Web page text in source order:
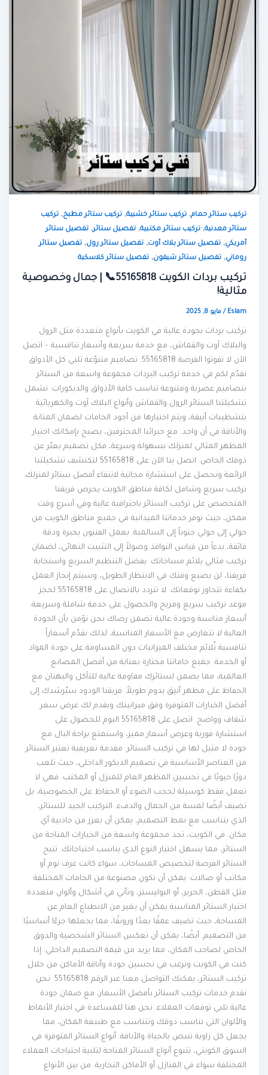
تركيب ستائر حمام,تركيب ستائر خشبية,تركيب ستائر مطبخ,تركيب
ستائر معدنية,تركيب ستائر مكتبية,تفصيل ستائر,تفصيل ستائر
أمريكي,تفصيل ستائر بلاك أوت,تفصيل ستائر رول,تفصيل ستائر
روماني,تفصيل ستائر شيفون,تفصيل ستائر كلاسكية
تركيب بردات الكويت 55165818📞 | جمال وخصوصية
مثالية!
Eslam
/مايو 8, 2025
تركيب بردات بجودة عالية في الكويت بأنواع متعددة مثل الرول
والبلاك آوت والقماش، مع خدمة سريعة وأسعار تنافسية – اتصل
الآن لا تفوتوا الفرصة 55165818. تصاميم متنوّعة تلبي كل الأذواق
نقدّم لكم في خدمة تركيب البردات مجموعة واسعة من الستائر
بتصاميم عصرية ومتنوعة تناسب كافة الأذواق والديكورات. تشمل
تشكيلتنا الستائر الرول والقماش وأنواع البلاك آوت والكهربائية
بتشطيبات أنيقة، ويتم اختيارها من أجود الخامات لضمان المتانة
والأناقة في آن واحد. مع خبرائنا المحترفين، يصبح بإمكانك اختيار
المظهر المثالي لمنزلك بسهولة وسرعة، فكل تصميم يعبّر عن
ذوقك الخاص. اتصل بنا الآن على 55165818 لتكتشف تشكيلتنا
الرائعة وتحصل على استشارة مجانية لانتقاء أفضل ستائر لمنزلك.
تركيب سريع وشامل لكافة مناطق الكويت يحرص فريقنا
المتخصص على تركيب الستائر باحترافية عالية وفي أسرع وقت
ممكن، حيث نوفر خدماتنا الميدانية في جميع مناطق الكويت من
حولي إلى حولي جنوباً إلى السالمية. يعمل الفنيون بخبرة ودقة
فائقة، بدءاً من قياس النوافذ وصولاً إلى التثبيت النهائي، لضمان
تركيب مثالي يلائم مساحاتك. بفضل التنظيم السريع واستجابة
فريقنا، لن يضيع وقتك في الانتظار الطويل، وسيتم إنجاز العمل
بكفاءة تتجاوز توقعاتك. لا تتردد بالاتصال على 55165818 لحجز
موعد تركيب سريع ومريح والحصول على خدمة شاملة وسريعة.
أسعار مناسبة وجودة عالية تضمن رضاك نحن نؤمن بأن الجودة
العالية لا تتعارض مع الأسعار المناسبة، لذلك نقدّم أسعاراً
تنافسية تُلائم مختلف الميزانيات دون المساومة على جودة المواد
أو الخدمة. جميع خاماتنا مختارة بعناية من أفضل المصانع
العالمية، مما يضمن لستائرك مقاومة عالية للتآكل والبهتان مع
الحفاظ على مظهر أنيق يدوم طويلاً. فريقنا الودود سيُرشدك إلى
أفضل الخيارات المتوفرة وفق ميزانيتك ويقدم لك عرض سعر
شفاف وواضح. اتصل على 55165818 اليوم للحصول على
استشارة فورية وعرض أسعار مميز، واستمتع براحة البال مع
جودة لا مثيل لها في تركيب الستائر. مقدمة تعريفية تعتبر الستائر
من العناصر الأساسية في تصميم الديكور الداخلي، حيث تلعب
دورًا حيويًا في تحسين المظهر العام للمنزل أو المكتب. فهي لا
تعمل فقط كوسيلة لحجب الضوء أو الحفاظ على الخصوصية، بل
تضيف أيضًا لمسة من الجمال والدفء. التركيب الجيد للستائر،
الذي يتناسب مع نمط التصميم، يمكن أن يعزز من جاذبية أي
مكان. في الكويت، تجد مجموعة واسعة من الخيارات المتاحة من
الستائر، مما يسهل اختيار النوع الذي يناسب احتياجاتك. تتيح
الستائر الفرصة لتخصيص المساحات، سواء كانت غرف نوم أو
مكاتب أو صالات. يمكن أن تكون مصنوعة من الخامات المختلفة
مثل القطن، الحرير، أو البوليستر، وتأتي في أشكال وألوان متعددة.
اختيار الستائر المناسبة يمكن أن يغير من الانطباع العام عن
المساحة، حيث تضيف عمقًا بعدًا ورونقًا، مما يجعلها جزءًا أساسيًا
من التصميم. أيضًا، يمكن أن تعكس الستائر الشخصية والذوق
الخاص لصاحب المكان، مما يزيد من قيمة التصميم الداخلي. إذا
كنت في الكويت وترغب في تحسين جودة وأناقة الأماكن من خلال
تركيب الستائر، يمكنك التواصل معنا عبر الرقم 55165818. نحن
نقدم خدمات تركيب الستائر بأفضل الأسعار، مع ضمان جودة
عالية تلبي توقعات العملاء. نحن هنا للمساعدة في اختيار الأنماط
والألوان التي تناسب ذوقك وتتناسب مع طبيعة المكان، مما
يجعل كل زاوية تنبض بالحياة والأناقة. أنواع الستائر المتوفرة في
السوق الكويتي، تتنوع أنواع الستائر المتاحة لتلبية احتياجات العملاء
المختلفة سواء في المنازل أو الأماكن التجارية. من بين الأنواع